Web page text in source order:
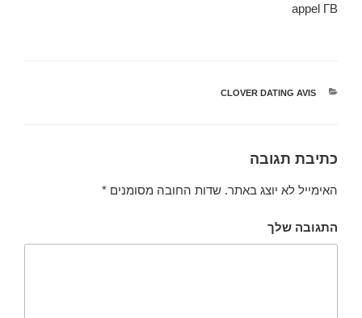
appel Г­В
קטגוריות
CLOVER DATING AVIS
כתיבת תגובה
האימייל לא יוצג באתר. שדות החובה מסומנים *
התגובה שלך